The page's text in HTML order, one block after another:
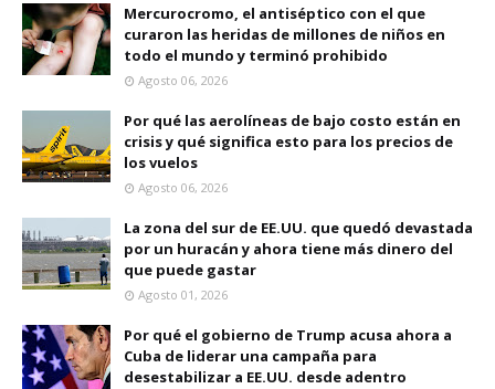
Mercurocromo, el antiséptico con el que
curaron las heridas de millones de niños en
todo el mundo y terminó prohibido
Agosto 06, 2026
Por qué las aerolíneas de bajo costo están en
crisis y qué significa esto para los precios de
los vuelos
Agosto 06, 2026
La zona del sur de EE.UU. que quedó devastada
por un huracán y ahora tiene más dinero del
que puede gastar
Agosto 01, 2026
Por qué el gobierno de Trump acusa ahora a
Cuba de liderar una campaña para
desestabilizar a EE.UU. desde adentro